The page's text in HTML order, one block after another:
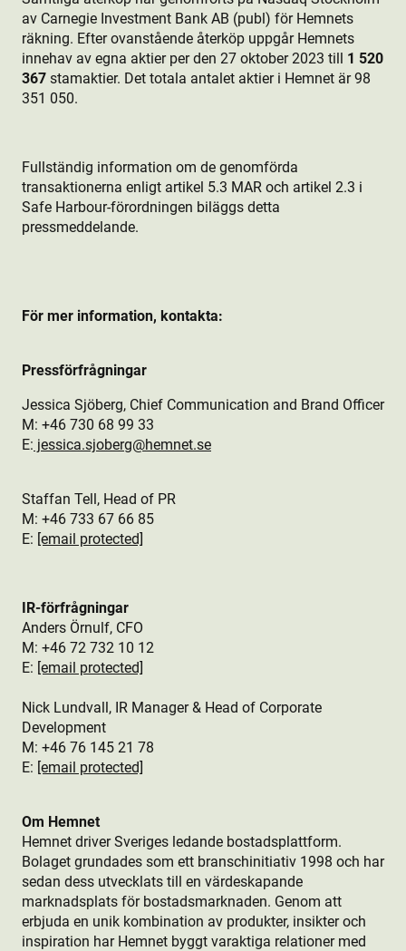
av Carnegie Investment Bank AB (publ) för Hemnets
räkning. Efter ovanstående återköp uppgår Hemnets
innehav av egna aktie­r per den 27 oktober 2023 till 1 520
367 stamaktie­r. Det totala antalet aktie­r i Hemnet är 98
351 050.
Fullständig information om de genomförda
transaktionerna enligt artikel 5.3 MAR och artikel 2.3 i
Safe Harbour-förordningen biläggs detta
pressmeddelande.
För mer information, kontakta:
Pressförfrågningar
Jessica Sjöberg, Chief Communication and Brand Officer
M: +46 730 68 99 33
E: jessica.sjoberg@hemnet.se
Staffan Tell, Head of PR
M: +46 733 67 66 85
E: [email protected]
IR-förfrågningar
Anders Örnulf, CFO
M: +46 72 732 10 12
E: [email protected]
Nick Lundvall, IR Manager & Head of Corporate
Development
M: +46 76 145 21 78
E: [email protected]
Om Hemnet
Hemnet driver Sveriges ledande bostads­plattform.
Bolaget grundades som ett branschinitiativ 1998 och har
sedan dess utvecklats till en värdeskapande
marknadsplats för bostads­marknaden. Genom att
erbjuda en unik kombination av produkt­er, insikter och
inspiration har Hemnet byggt varaktiga relationer med